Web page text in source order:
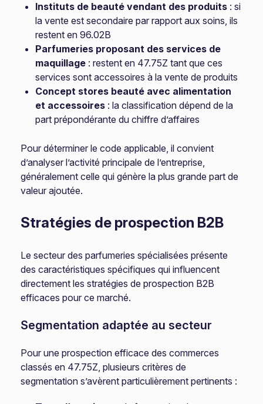
Instituts de beauté vendant des produits : si
la vente est secondaire par rapport aux soins, ils
restent en 96.02B
Parfumeries proposant des services de
maquillage : restent en 47.75Z tant que ces
services sont accessoires à la vente de produits
Concept stores beauté avec alimentation
et accessoires : la classification dépend de la
part prépondérante du chiffre d’affaires
Pour déterminer le code applicable, il convient
d’analyser l’activité principale de l’entreprise,
généralement celle qui génère la plus grande part de
valeur ajoutée.
Stratégies de prospection B2B
Le secteur des parfumeries spécialisées présente
des caractéristiques spécifiques qui influencent
directement les stratégies de prospection B2B
efficaces pour ce marché.
Segmentation adaptée au secteur
Pour une prospection efficace des commerces
classés en 47.75Z, plusieurs critères de
segmentation s’avèrent particulièrement pertinents :